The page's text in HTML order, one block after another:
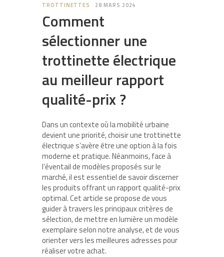
TROTTINETTES 28 MARS 2024
Comment
sélectionner une
trottinette électrique
au meilleur rapport
qualité-prix ?
Dans un contexte où la mobilité urbaine
devient une priorité, choisir une trottinette
électrique s’avère être une option à la fois
moderne et pratique. Néanmoins, face à
l’éventail de modèles proposés sur le
marché, il est essentiel de savoir discerner
les produits offrant un rapport qualité-prix
optimal. Cet article se propose de vous
guider à travers les principaux critères de
sélection, de mettre en lumière un modèle
exemplaire selon notre analyse, et de vous
orienter vers les meilleures adresses pour
réaliser votre achat.